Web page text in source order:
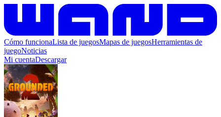
Cómo funcionaLista de juegosMapas de juegosHerramientas de
juegoNoticias
Mi cuentaDescargar